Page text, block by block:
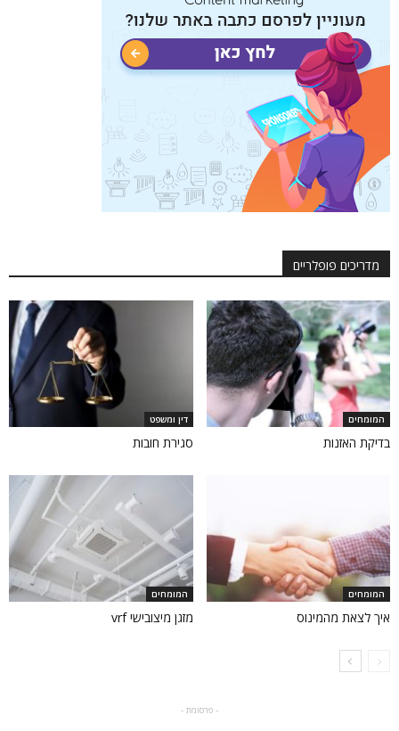
מדריכים פופלריים
המומחים
בדיקת האזנות
דין ומשפט
סגירת חובות
המומחים
איך לצאת מהמינוס
המומחים
מזגן מיצובישי vrf
- פרסומת -